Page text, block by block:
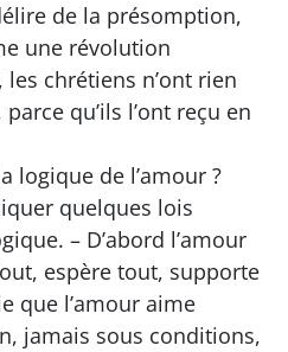
de la présomption,
une révolution
chrétiens n’ont rien
qu’ils l’ont reçu en
logique de l’amour ?
quelques lois
– D’abord l’amour
espère tout, supporte
que l’amour aime
jamais sous conditions,